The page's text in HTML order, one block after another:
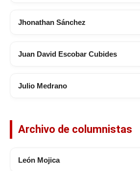
Jhonathan Sánchez
Juan David Escobar Cubides
Julio Medrano
Archivo de columnistas
León Mojica